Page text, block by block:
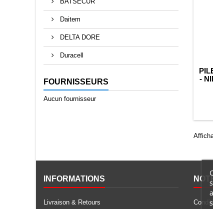
Daitem
DELTA DORE
Duracell
FOURNISSEURS
Aucun fournisseur
-
INFORMATIONS
Livraison & Retours